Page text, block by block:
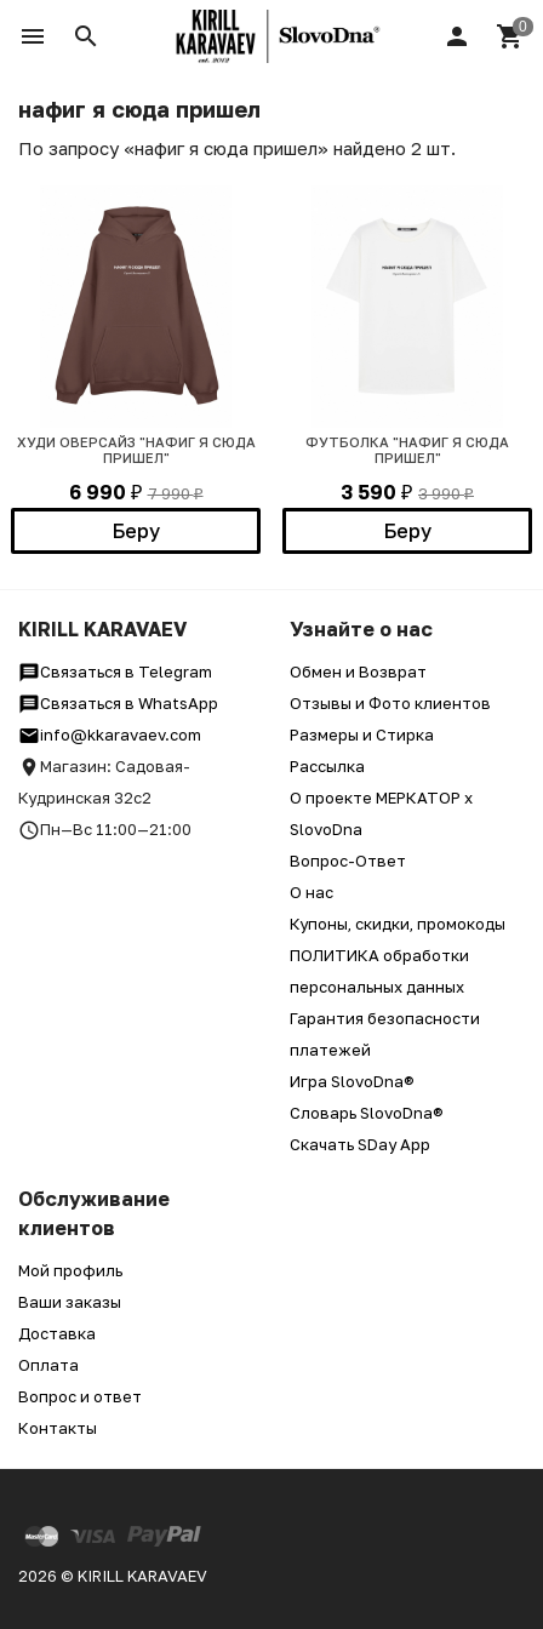
нафиг я сюда пришел
По запросу «нафиг я сюда пришел» найдено 2 шт.
ХУДИ ОВЕРСАЙЗ "НАФИГ Я СЮДА
ПРИШЕЛ"
6 990 ₽ 7 990₽
Беру
ФУТБОЛКА "НАФИГ Я СЮДА
ПРИШЕЛ"
3 590 ₽ 3 990₽
Беру
KIRILL KARAVAEV
Связаться в Telegram
Связаться в WhatsApp
info@kkaravaev.com
Магазин: Садовая-
Кудринская 32с2
Пн—Вс 11:00—21:00
Узнайте о нас
Обмен и Возврат
Отзывы и Фото клиентов
Размеры и Стирка
Рассылка
О проекте МЕРКАТОР x
SlovoDna
Вопрос-Ответ
О нас
Купоны, скидки, промокоды
ПОЛИТИКА обработки
персональных данных
Гарантия безопасности
платежей
Игра SlovoDna®
Словарь SlovoDna®
Скачать SDay App
Обслуживание
клиентов
Мой профиль
Ваши заказы
Доставка
Оплата
Вопрос и ответ
Контакты
2026 © KIRILL KARAVAEV